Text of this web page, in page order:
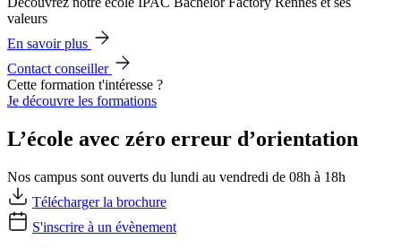
valeurs
En savoir plus
Contact conseiller
Cette formation t'intéresse ?
Je découvre les formations
L’école avec zéro erreur d’orientation
Nos campus sont ouverts du lundi au vendredi de 08h à 18h
Télécharger la brochure
S'inscrire à un évènement